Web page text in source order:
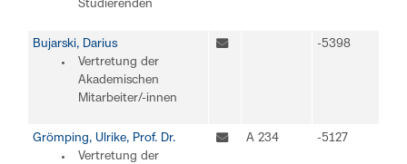
Studierenden
Bujarski, Darius
Vertretung der
Akademischen
Mitarbeiter/-innen
-5398
Grömping, Ulrike, Prof. Dr.
Vertretung der
A 234 -5127